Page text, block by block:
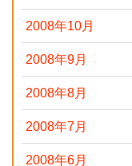
2008年10月
2008年9月
2008年8月
2008年7月
2008年6月